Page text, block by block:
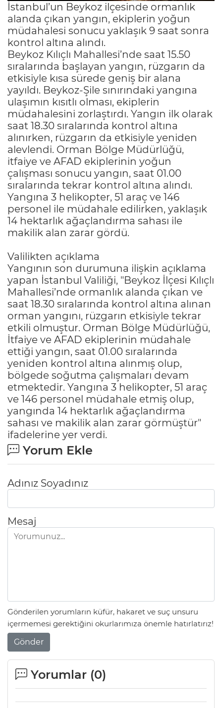
İstanbul’un Beykoz ilçesinde ormanlık
alanda çıkan yangın, ekiplerin yoğun
müdahalesi sonucu yaklaşık 9 saat sonra
kontrol altına alındı.
Beykoz Kılıçlı Mahallesi’nde saat 15.50
sıralarında başlayan yangın, rüzgarın da
etkisiyle kısa sürede geniş bir alana
yayıldı. Beykoz-Şile sınırındaki yangına
ulaşımın kısıtlı olması, ekiplerin
müdahalesini zorlaştırdı. Yangın ilk olarak
saat 18.30 sıralarında kontrol altına
alınırken, rüzgarın da etkisiyle yeniden
alevlendi. Orman Bölge Müdürlüğü,
itfaiye ve AFAD ekiplerinin yoğun
çalışması sonucu yangın, saat 01.00
sıralarında tekrar kontrol altına alındı.
Yangına 3 helikopter, 51 araç ve 146
personel ile müdahale edilirken, yaklaşık
14 hektarlık ağaçlandırma sahası ile
makilik alan zarar gördü.
Valilikten açıklama
Yangının son durumuna ilişkin açıklama
yapan İstanbul Valiliği, "Beykoz İlçesi Kılıçlı
Mahallesi’nde ormanlık alanda çıkan ve
saat 18.30 sıralarında kontrol altına alınan
orman yangını, rüzgarın etkisiyle tekrar
etkili olmuştur. Orman Bölge Müdürlüğü,
İtfaiye ve AFAD ekiplerinin müdahale
ettiği yangın, saat 01.00 sıralarında
yeniden kontrol altına alınmış olup,
bölgede soğutma çalışmaları devam
etmektedir. Yangına 3 helikopter, 51 araç
ve 146 personel müdahale etmiş olup,
yangında 14 hektarlık ağaçlandırma
sahası ve makilik alan zarar görmüştür"
ifadelerine yer verdi.
Yorum Ekle
Adınız Soyadınız
Mesaj
Gönderilen yorumların küfür, hakaret ve suç unsuru
içermemesi gerektiğini okurlarımıza önemle hatırlatırız!
Gönder
Yorumlar (0)